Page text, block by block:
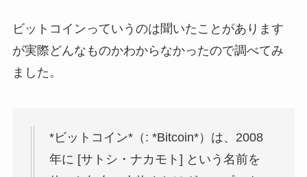
ビットコインっていうのは聞いたことがあります
が実際どんなものかわからなかったので調べてみ
ました。
*ビットコイン*（: *Bitcoin*）は、2008
年に [サトシ・ナカモト] という名前を